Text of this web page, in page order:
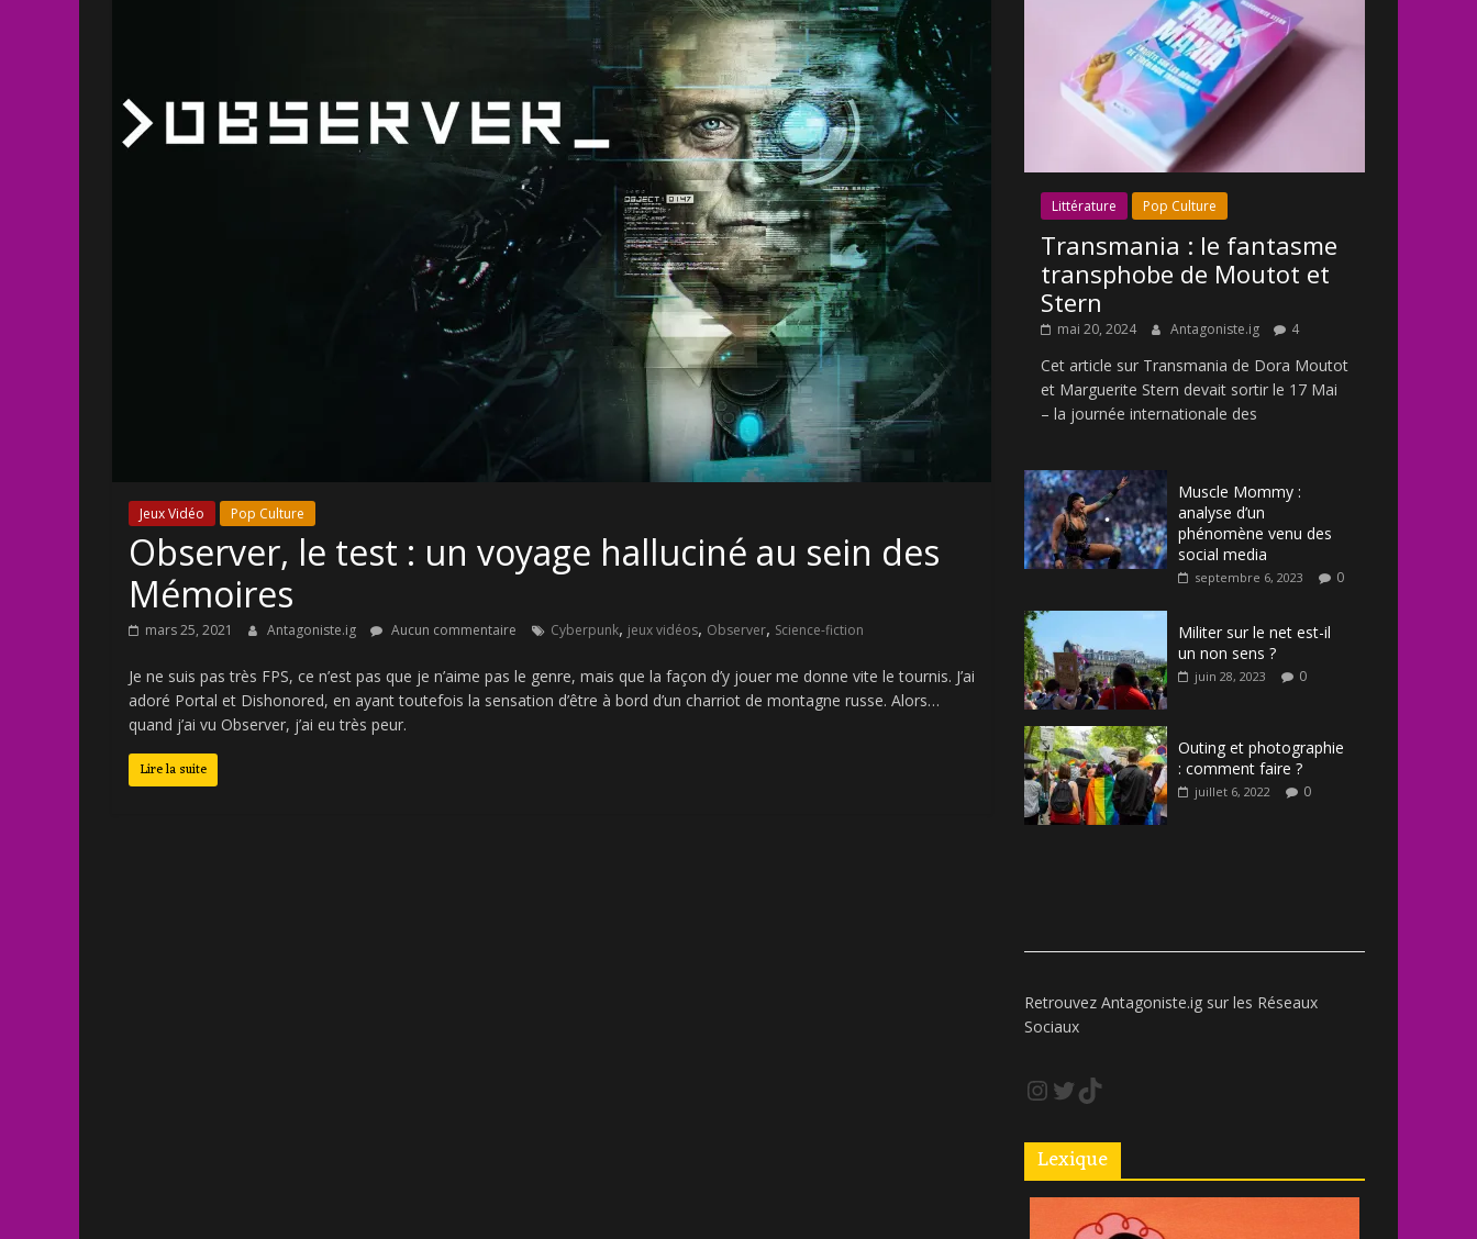
Jeux Vidéo Pop Culture
Observer, le test : un voyage halluciné au sein des
Mémoires
mars 25, 2021 Antagoniste.ig Aucun commentaire Cyberpunk, jeux vidéos, Observer, Science-fiction
Je ne suis pas très FPS, ce n’est pas que je n’aime pas le genre, mais que la façon d’y jouer me donne vite le tournis. J’ai
adoré Portal et Dishonored, en ayant toutefois la sensation d’être à bord d’un charriot de montagne russe. Alors…
quand j’ai vu Observer, j’ai eu très peur.
Lire la suite
Littérature Pop Culture
Transmania : le fantasme
transphobe de Moutot et
Stern
mai 20, 2024 Antagoniste.ig 4
Cet article sur Transmania de Dora Moutot
et Marguerite Stern devait sortir le 17 Mai
– la journée internationale des
Muscle Mommy :
analyse d’un
phénomène venu des
social media
septembre 6, 2023 0
Militer sur le net est-il
un non sens ?
juin 28, 2023 0
Outing et photographie
: comment faire ?
juillet 6, 2022 0
Retrouvez Antagoniste.ig sur les Réseaux
Sociaux
Lexique